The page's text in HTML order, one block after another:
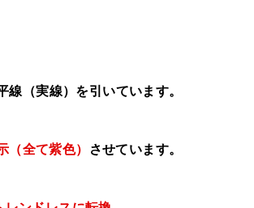
（実線）を引いています。
全て紫色） させています。